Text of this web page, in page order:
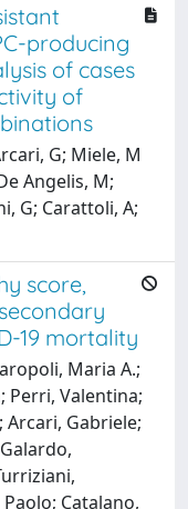
producing
of cases
of
G; Miele, M
Angelis, M;
G; Carattoli, A;
score,
19 mortality
Maria A.;
Perri, Valentina;
Arcari, Gabriele;
Catalano,